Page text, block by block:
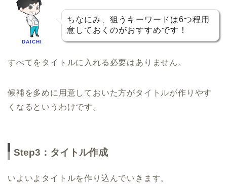
DAICHI
ちなにみ、狙うキーワードは6つ程用
意しておくのがおすすめです！
すべてをタイトルに入れる必要はありません。
候補を多めに用意しておいた方がタイトルが作りやす
くなるというわけです。
Step3：タイトル作成
いよいよタイトルを作り込んでいきます。